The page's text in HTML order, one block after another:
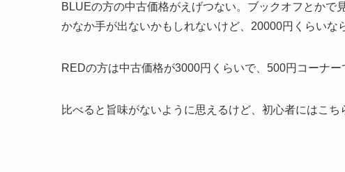
BLUEの方の中古価格がえげつない。ブックオフとか
かなか手が出ないかもしれないけど、20000円くらいな
REDの方は中古価格が3000円くらいで、500円コーナー
比べると旨味がないように思えるけど、初心者にはこち